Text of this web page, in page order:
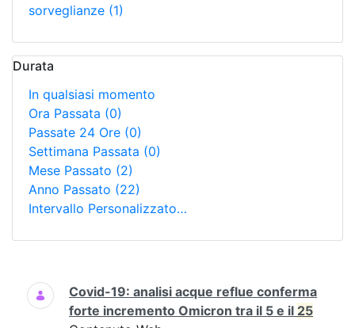
sorveglianze (1)
Durata
In qualsiasi momento
Ora Passata (0)
Passate 24 Ore (0)
Settimana Passata (0)
Mese Passato (2)
Anno Passato (22)
Intervallo Personalizzato…
Ricerca
Covid-19: analisi acque reflue conferma
forte incremento Omicron tra il 5 e il 25